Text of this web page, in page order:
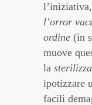
l’orror
ordine (in
muove
la
ipotizzare
facili